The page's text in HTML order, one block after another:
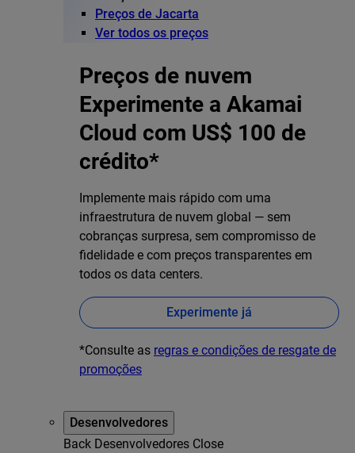
Preços de Jacarta
Ver todos os preços
Preços de nuvem
Experimente a Akamai
Cloud com US$ 100 de
crédito*
Implemente mais rápido com uma
infraestrutura de nuvem global — sem
cobranças surpresa, sem compromisso de
fidelidade e com preços transparentes em
todos os data centers.
Experimente já
*Consulte as regras e condições de resgate de
promoções
Desenvolvedores
Back Desenvolvedores Close